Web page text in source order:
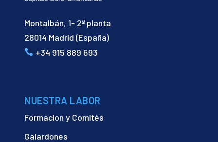
Montalbán, 1- 2ª planta
28014 Madrid (España)
+34 915 889 693
NUESTRA LABOR
Formacion y Comités
Galardones